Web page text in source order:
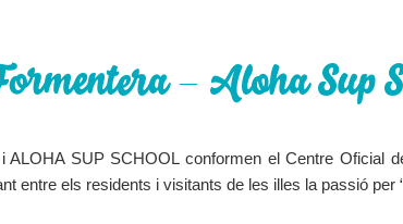
– Aloha Sup
SUP SCHOOL conformen el Centre Oficial
entre els residents i visitants de les illes la passió per